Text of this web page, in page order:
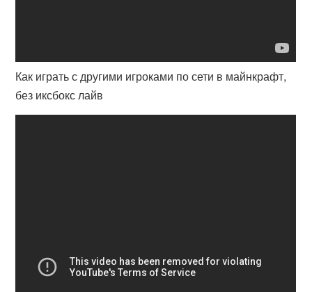
Как играть с другими игроками по сети в майнкрафт,
без иксбокс лайв